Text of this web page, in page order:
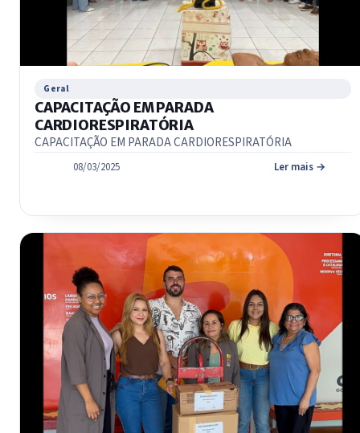
Geral
CAPACITAÇÃO EM PARADA
CARDIORESPIRATÓRIA
CAPACITAÇÃO EM PARADA CARDIORESPIRATÓRIA
08/03/2025 Ler mais →